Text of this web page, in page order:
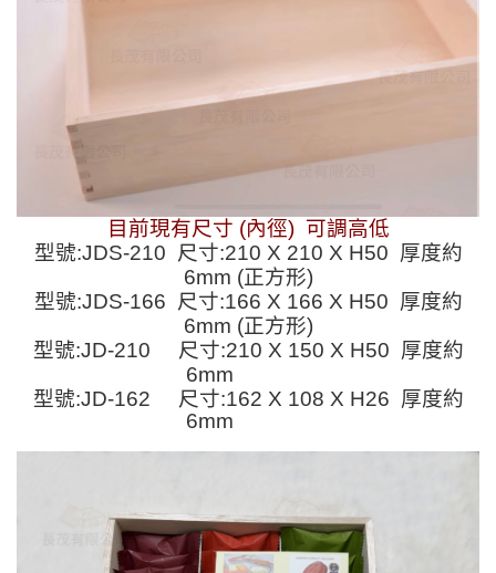
目前現有尺寸 (內徑) 可調高低
型號:JDS-210 尺寸:210 X 210 X H50 厚度約
6mm (正方形)
型號:JDS-166 尺寸:166 X 166 X H50 厚度約
6mm (正方形)
型號:JD-210 尺寸:210 X 150 X H50 厚度約
6mm
型號:JD-162 尺寸:162 X 108 X H26 厚度約
6mm